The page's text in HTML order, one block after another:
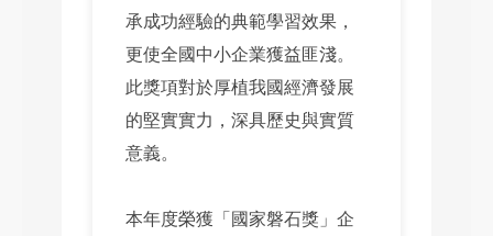
承成功經驗的典範學習效果，
更使全國中小企業獲益匪淺。
此獎項對於厚植我國經濟發展
的堅實實力，深具歷史與實質
意義。
本年度榮獲「國家磐石獎」企